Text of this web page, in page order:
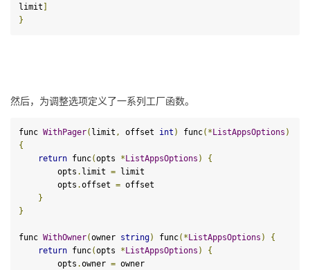
limit
}
然后，为调整选项定义了一系列工厂函数。
func WithPager( limit , offset int ) func( * ListAppsOptions )
{
return func(opts * ListAppsOptions )
{
        opts
. limit = limit
        opts
.offset = offset
}
}
func WithOwner(owner string) func( * ListAppsOptions )
{
return func(opts * ListAppsOptions )
{
        opts
.owner = owner